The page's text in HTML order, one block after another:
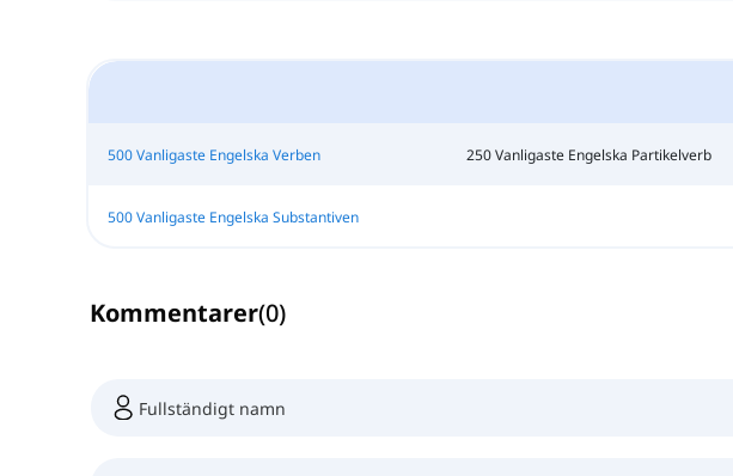
500 Vanligaste Engelska Verben 250 Vanligaste Engelska Partikelverb
500 Vanligaste Engelska Substantiven
Kommentarer(0)